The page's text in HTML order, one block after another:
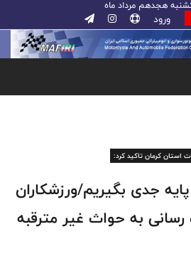
هجدهم مرداد ماه
ورود
استان کرمان تاکید کرد:
جدی بگیریم/ورزشکاران
به حوا‌ث غیر مترقبه